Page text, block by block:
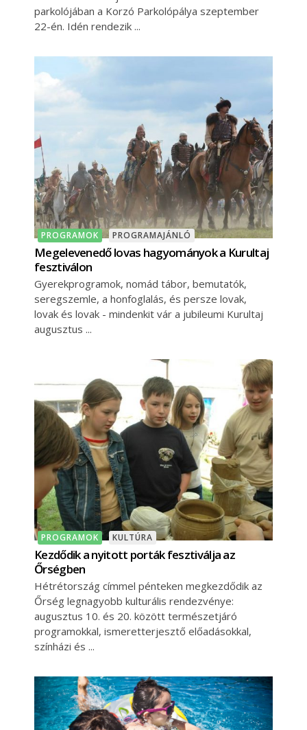
parkolójában a Korzó Parkolópálya szeptember
22-én. Idén rendezik
PROGRAMOK PROGRAMAJÁNLÓ
Megelevenedő lovas hagyományok a Kurultaj
fesztiválon
Gyerekprogramok, nomád tábor, bemutatók,
seregszemle, a honfoglalás, és persze lovak,
lovak és lovak - mindenkit vár a jubileumi Kurultaj
augusztus
PROGRAMOK KULTÚRA
Kezdődik a nyitott porták fesztiválja az
Őrségben
Hétrétország címmel pénteken megkezdődik az
Őrség legnagyobb kulturális rendezvénye:
augusztus 10. és 20. között természetjáró
programokkal, ismeretterjesztő előadásokkal,
színházi és